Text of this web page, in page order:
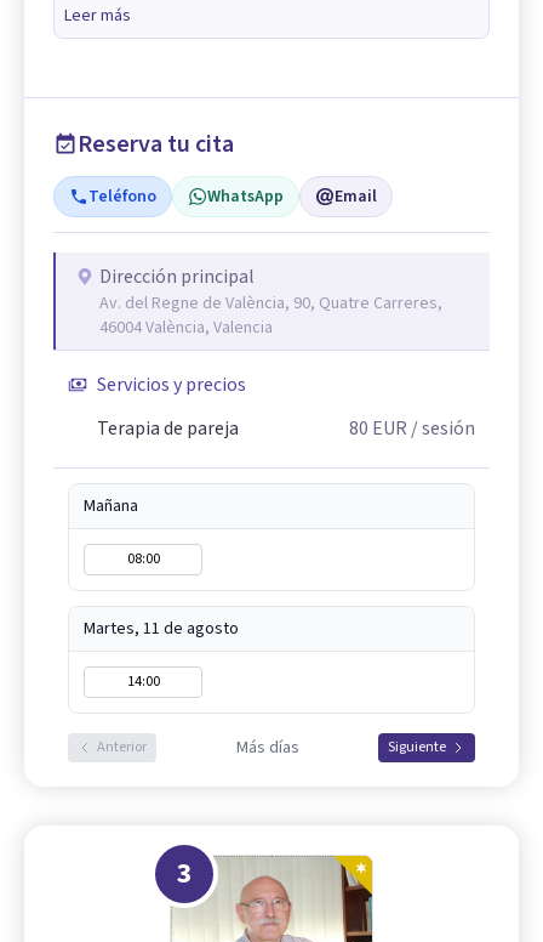
Leer más
Reserva tu cita
Teléfono WhatsApp Email
Dirección principal
Av. del Regne de València, 90, Quatre Carreres,
46004 València, Valencia
Servicios y precios
Terapia de pareja
80 EUR / sesión
Mañana
08:00
Martes, 11 de agosto
14:00
Anterior Más días Siguiente
3